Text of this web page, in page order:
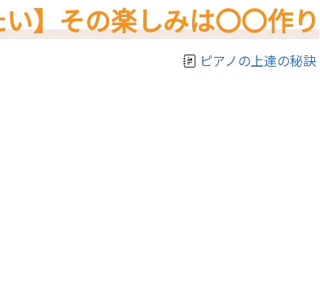
】その楽しみは〇〇作り
ピアノの上達の秘訣